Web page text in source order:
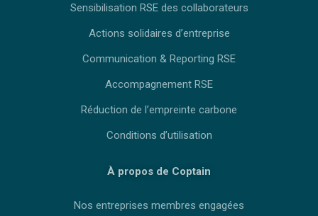
Sensibilisation RSE des collaborateurs
Actions solidaires d’entreprise
Communication & Reporting RSE
Accompagnement RSE
Réduction de l’empreinte carbone
Conditions d’utilisation
À propos de Coptain
Nos entreprises membres engagées